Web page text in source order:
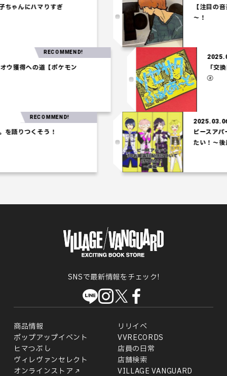
んにハマりすぎ
【注目の音楽
～！
ウオウ獲得への道【ポケモン
RECOMMEND!
りつくそう！
RECOMMEND!
2025.03.06
ピースアパート
たい！～後編～
SNSで最新情報をチェック!
商品情報
リリイベ
ポップアップイベント
VVRECORDS
ヒマつぶし
店員の日常
ヴィレヴァンセレクト
店舗検索
オンラインストア
VILLAGE VANGUARD